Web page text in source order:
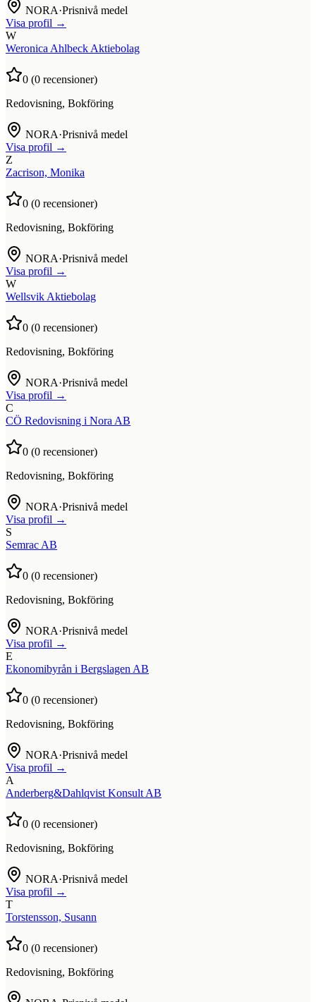
NORA·Prisnivå medel
Visa profil →
W
Weronica Ahlbeck Aktiebolag
0 (0 recensioner)
Redovisning, Bokföring
NORA·Prisnivå medel
Visa profil →
Z
Zacrison, Monika
0 (0 recensioner)
Redovisning, Bokföring
NORA·Prisnivå medel
Visa profil →
W
Wellsvik Aktiebolag
0 (0 recensioner)
Redovisning, Bokföring
NORA·Prisnivå medel
Visa profil →
C
CÖ Redovisning i Nora AB
0 (0 recensioner)
Redovisning, Bokföring
NORA·Prisnivå medel
Visa profil →
S
Semrac AB
0 (0 recensioner)
Redovisning, Bokföring
NORA·Prisnivå medel
Visa profil →
E
Ekonomibyrån i Bergslagen AB
0 (0 recensioner)
Redovisning, Bokföring
NORA·Prisnivå medel
Visa profil →
A
Anderberg&Dahlqvist Konsult AB
0 (0 recensioner)
Redovisning, Bokföring
NORA·Prisnivå medel
Visa profil →
T
Torstensson, Susann
0 (0 recensioner)
Redovisning, Bokföring